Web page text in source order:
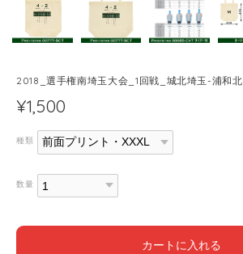
2018_選手権南埼玉大会_1回戦_城北埼玉-浦和北
¥1,500
種類
数量
カートに入れる